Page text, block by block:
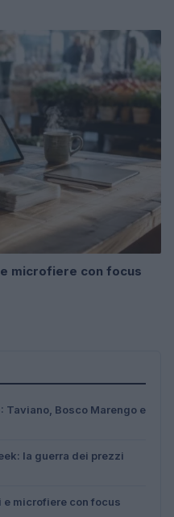
microfiere con focus
Bosco Marengo e
la guerra dei prezzi
e microfiere con focus